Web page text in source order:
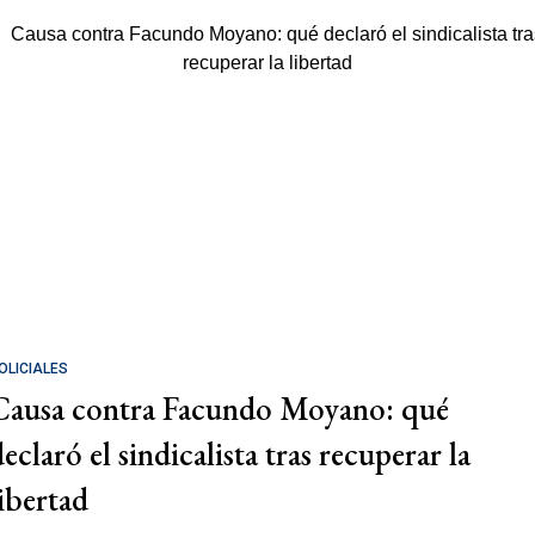
contra Facundo Moyano: qué
el sindicalista tras recuperar la